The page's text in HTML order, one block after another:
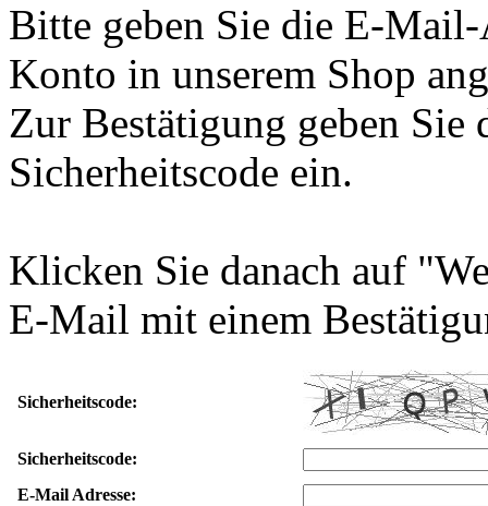
Bitte geben Sie die E-
Konto in unserem Shop
Zur Bestätigung geben Sie
Sicherheitscode ein.
Klicken Sie danach auf
E-Mail mit einem
Sicherheitscode:
Sicherheitscode:
E-Mail Adresse: